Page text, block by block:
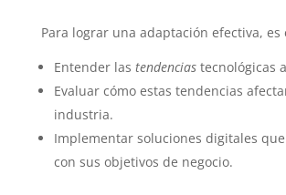
Para lograr una adaptación efectiva, es
Entender las tendenciastecnológicas
Evaluar cómo estas tendencias
industria.
Implementar soluciones digitales
con sus objetivos de negocio.